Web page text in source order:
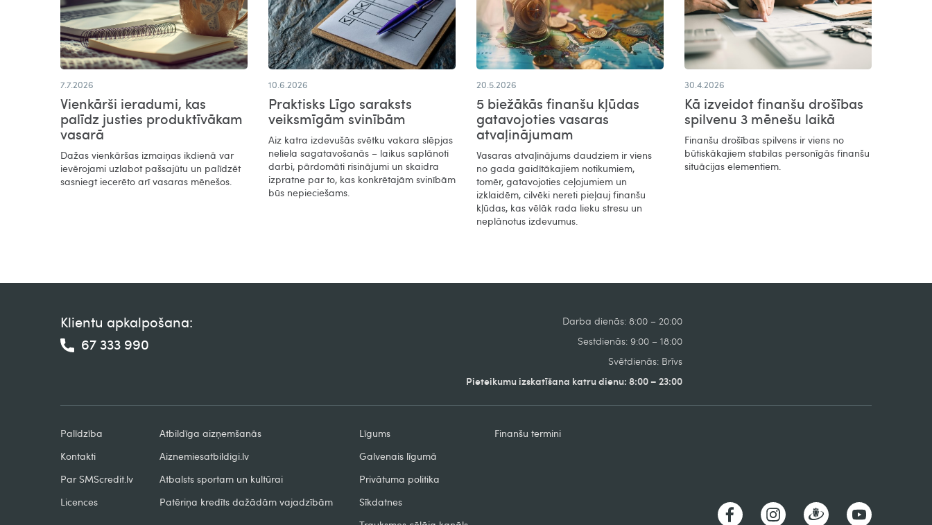
7.7.2026
Vienkārši ieradumi, kas
palīdz justies produktīvākam
vasarā​
Dažas vienkāršas izmaiņas ikdienā var
ievērojami uzlabot pašsajūtu un palīdzēt
sasniegt iecerēto arī vasaras mēnešos.
10.6.2026
Praktisks Līgo saraksts
veiksmīgām svinībām
Aiz katra izdevušās svētku vakara slēpjas
neliela sagatavošanās – laikus saplānoti
darbi, pārdomāti risinājumi un skaidra
izpratne par to, kas konkrētajām svinībām
būs nepieciešams.
20.5.2026
5 biežākās finanšu kļūdas
gatavojoties vasaras
atvaļinājumam
Vasaras atvaļinājums daudziem ir viens
no gada gaidītākajiem notikumiem,
tomēr, gatavojoties ceļojumiem un
izklaidēm, cilvēki nereti pieļauj finanšu
kļūdas, kas vēlāk rada lieku stresu un
neplānotus izdevumus.
30.4.2026
Kā izveidot finanšu drošības
spilvenu 3 mēnešu laikā
Finanšu drošības spilvens ir viens no
būtiskākajiem stabilas personīgās finanšu
situācijas elementiem.
Klientu apkalpošana:
67 333 990
Darba dienās: 8:00 – 20:00
Sestdienās: 9:00 – 18:00
Svētdienās: Brīvs
Pieteikumu izskatīšana katru dienu: 8:00 – 23:00
Palīdzība
Kontakti
Par SMScredit.lv
Licences
Atbildīga aizņemšanās
Aiznemiesatbildigi.lv
Atbalsts sportam un kultūrai
Patēriņa kredīts dažādām vajadzībām
Līgums
Galvenais līgumā
Privātuma politika
Sīkdatnes
Finanšu termini